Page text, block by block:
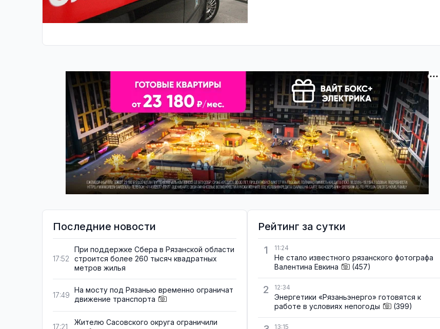
Последние новости
17:52
При поддержке Сбера в Рязанской области
строится более 260 тысяч квадратных
метров жилья
17:49
На мосту под Рязанью временно ограничат
движение транспорта
17:21
Жителю Сасовского округа ограничили
Рейтинг за сутки
1
11:24
Не стало известного рязанского фотографа
Валентина Евкина
(457)
2 12:34
Энергетики «Рязаньэнерго» готовятся к
работе в условиях непогоды
(399)
13:15